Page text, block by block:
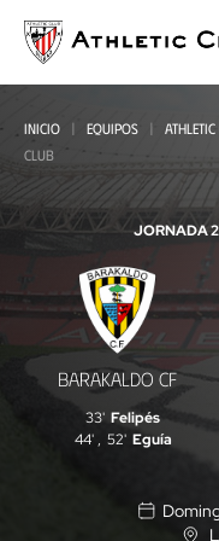
contenido
principal
INICIO EQUIPOS
CLUB
JORNADA 2
Barakaldo
CF
-
Athletic
Club
BARAKALDO CF
33' Felipés
44' , 52' Eguía